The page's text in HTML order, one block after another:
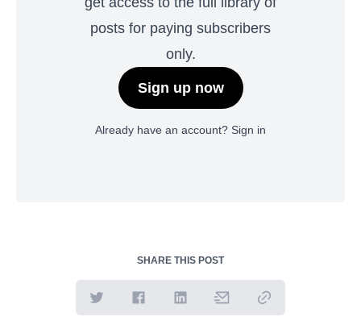
posts for paying subscribers
only.
Sign up now
Already have an account? Sign in
SHARE THIS POST